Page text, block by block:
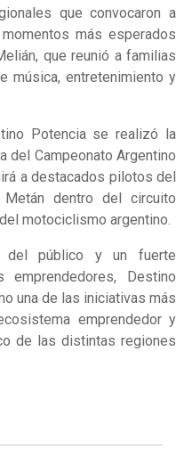
que convocaron a
más esperados
que reunió a familias
música, entretenimiento y
Potencia se realizó la
del Campeonato Argentino
a destacados pilotos del
dentro del circuito
motociclismo argentino.
del público y un fuerte
Destino
una de las iniciativas más
emprendedor y
de las distintas regiones